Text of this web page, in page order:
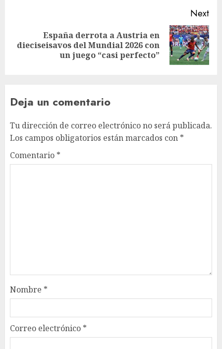
Next
España derrota a Austria en
dieciseisavos del Mundial 2026 con
un juego “casi perfecto”
Deja un comentario
Tu dirección de correo electrónico no será publicada.
Los campos obligatorios están marcados con *
Comentario *
Nombre *
Correo electrónico *